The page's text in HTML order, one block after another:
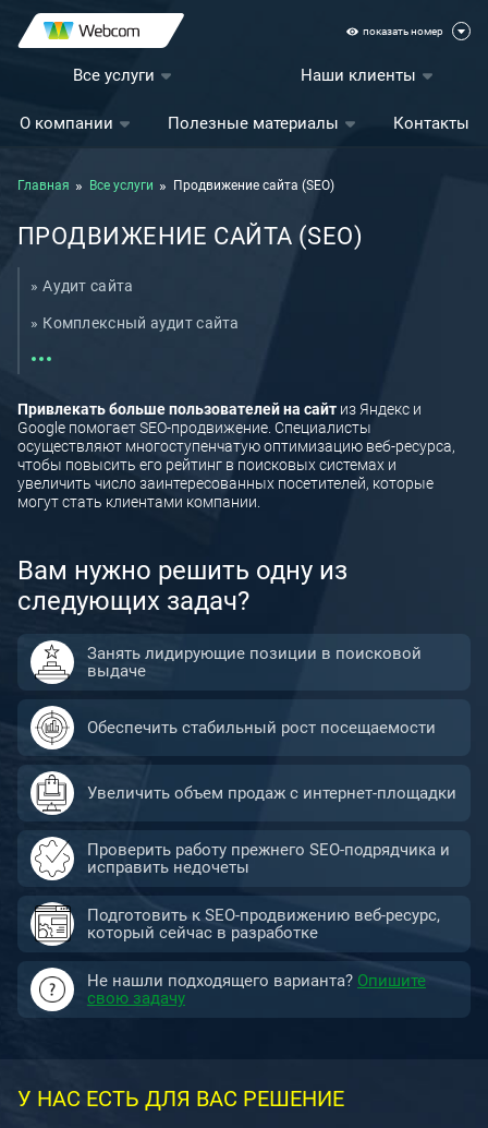
показать номер
Все услуги Наши клиенты
О компании Полезные материалы Контакты
Главная Все услуги Продвижение сайта (SEO)
ПРОДВИЖЕНИЕ САЙТА (SEO)
Аудит сайта
Комплексный аудит сайта
Стоимость услуги SEO продвижения сайта
Аудит юзабилити сайта
Выход на новые рынки
Сопровождение разработки сайта
Продвижение сайта в Яндекс
Продвижение сайта в Google
SERM — управление репутацией в интернете
Привлекать больше пользователей на сайт из Яндекс и
Google помогает SEO-продвижение. Специалисты
осуществляют многоступенчатую оптимизацию веб-ресурса,
чтобы повысить его рейтинг в поисковых системах и
увеличить число заинтересованных посетителей, которые
могут стать клиентами компании.
Вам нужно решить одну из
следующих задач?
Занять лидирующие позиции в поисковой
выдаче
Обеспечить стабильный рост посещаемости
Увеличить объем продаж с интернет-площадки
Проверить работу прежнего SEO-подрядчика и
исправить недочеты
Подготовить к SEO-продвижению веб-ресурс,
который сейчас в разработке
Не нашли подходящего варианта? Опишите
свою задачу
У НАС ЕСТЬ ДЛЯ ВАС РЕШЕНИЕ